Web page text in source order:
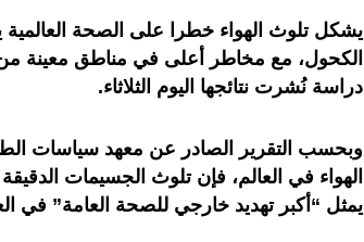
يشكل تلوث الهواء خطرا على الصحة العالمية
الكحول، مع مخاطر أعلى في مناطق معينة
دراسة نُشرت نتائجها اليوم الثلاثاء.
الهواء في العالم، فإن تلوث الجسيمات
يمثل “أكبر تهديد خارجي للصحة العامة” في